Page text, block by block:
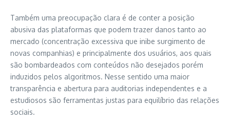
Também uma preocupação clara é de conter a posição
abusiva das plataformas que podem trazer danos tanto ao
mercado (concentração excessiva que inibe surgimento de
novas companhias) e principalmente dos usuários, aos quais
são bombardeados com conteúdos não desejados porém
induzidos pelos algoritmos. Nesse sentido uma maior
transparência e abertura para auditorias independentes e a
estudiosos são ferramentas justas para equilíbrio das relações
sociais.